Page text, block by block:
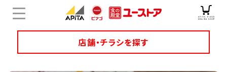
店舗・チラシを探す